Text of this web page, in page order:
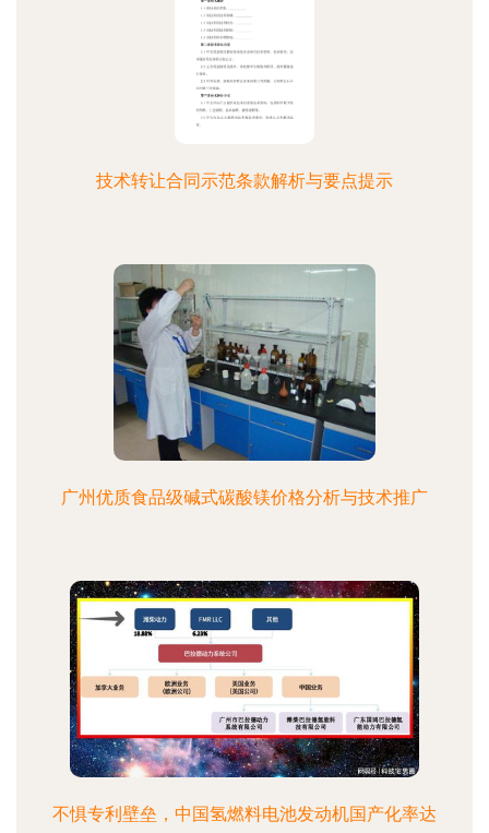
技术转让合同示范条款解析与要点提示
广州优质食品级碱式碳酸镁价格分析与技术推广
不惧专利壁垒，中国氢燃料电池发动机国产化率达